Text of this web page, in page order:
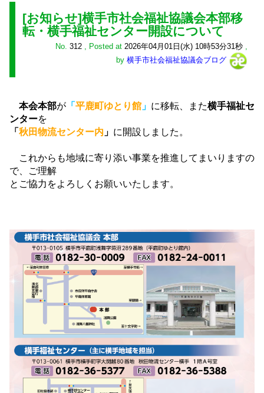
[お知らせ]横手市社会福祉協議会本部移
転・横手福祉センター開設について
No. 312 Posted at 2026年04月01日(水) 10時53分31秒
by 横手市社会福祉協議会ブログ
本会本部が 「 平鹿町ゆとり館 」 に移転、また横手福祉セ
ンターを
「 秋田物流センター内 」 に開設しました。
これからも地域に寄り添い事業を推進してまいりますの
で、ご理解
とご協力をよろしくお願いいたします。